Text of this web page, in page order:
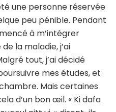
une personne réservée
peu pénible. Pendant
à m’intégrer
la maladie, j’ai
tout, j’ai décidé
mes études, et
Mais certaines
d’un bon œil. « Ki dafa